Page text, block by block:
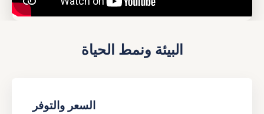
البيئة ونمط الحياة
السعر والتوفر